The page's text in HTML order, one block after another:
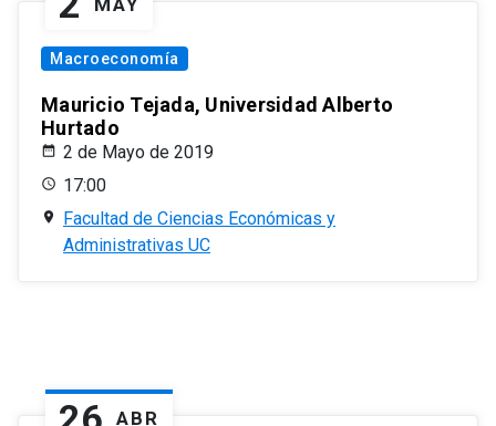
MAY
Macroeconomía
Mauricio Tejada, Universidad Alberto
Hurtado
2 de Mayo de 2019
17:00
Facultad de Ciencias Económicas y
Administrativas UC
ABR